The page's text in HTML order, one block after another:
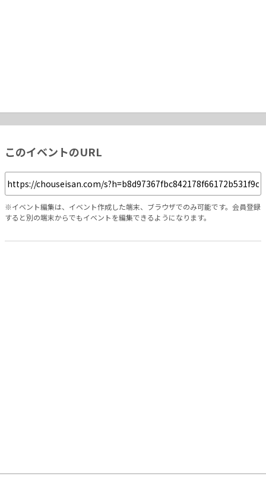
このイベントのURL
※イベント編集は、イベント作成した端末、ブラウザでのみ可能です。会員登録
すると別の端末からでもイベントを編集できるようになります。